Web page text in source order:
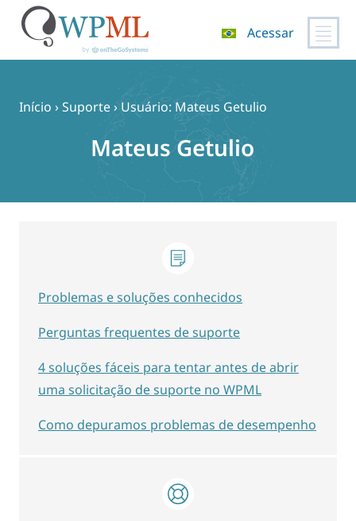
Acessar
Início ›Suporte› Usuário: Mateus Getulio
Mateus Getulio
Problemas e soluções conhecidos
Perguntas frequentes de suporte
4 soluções fáceis para tentar antes de abrir
uma solicitação de suporte no WPML
Como depuramos problemas de desempenho